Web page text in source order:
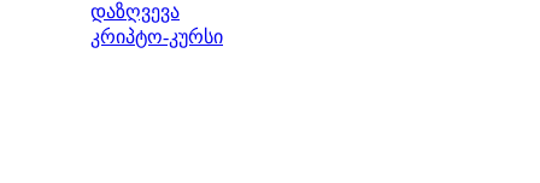
დაზღვევა
კრიპტო-კურსი